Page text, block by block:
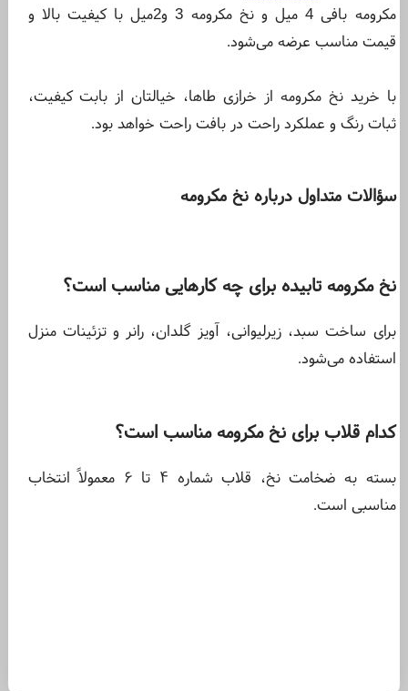
مکرومه بافی 4 میل و نخ مکرومه 3 و2میل با کیفیت بالا و
قیمت مناسب عرضه می‌شود.
با خرید نخ مکرومه از خرازی طاها، خیالتان از بابت کیفیت،
ثبات رنگ و عملکرد راحت در بافت راحت خواهد بود.
سؤالات متداول درباره نخ مکرومه
نخ مکرومه تابیده برای چه کارهایی مناسب است؟
برای ساخت سبد، زیرلیوانی، آویز گلدان، رانر و تزئینات منزل
استفاده می‌شود.
کدام قلاب برای نخ مکرومه مناسب است؟
بسته به ضخامت نخ، قلاب شماره ۴ تا ۶ معمولاً انتخاب
مناسبی است.